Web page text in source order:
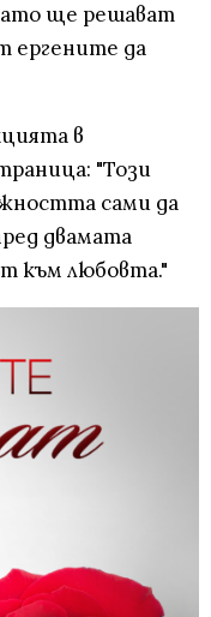
ще решават
ергените да
в
"Този
сами да
двамата
към любовта."